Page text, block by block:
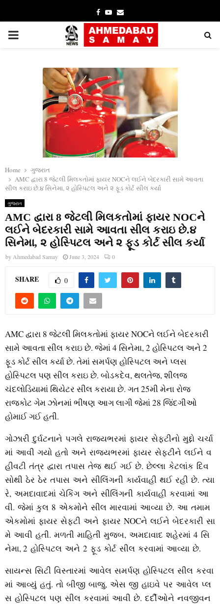
Facebook
YoutubeEmail
PRIMARY
Home
ગુજરાત
AMC દ્વારા 8 જેટલી મિલકતોમાં ફાયર NOCને લઈને બેદરકારી સામે આવતા
સીલ કરાઇ છે.૪ સિનેમા, ૨ હોસ્પિટલ અને ૨ ફૂડ કોર્ટ સીલ કર્યા
ગુજરાત
AMC દ્વારા 8 જેટલી મિલકતોમાં ફાયર NOCને
લઈને બેદરકારી સામે આવતા સીલ કરાઇ છે.૪
સિનેમા, ૨ હોસ્પિટલ અને ૨ ફૂડ કોર્ટ સીલ કર્યા
by Ahmedabad Samay June 3, 2024 0
SHARE 0
AMC દ્વારા 8 જેટલી મિલકતોમાં ફાયર NOCને લઈને બેદરકારી
સામે આવતા સીલ કરાઇ છે. જેમાં 4 સિનેમા, 2 હોસ્પિટલ અને 2
ફૂડ કોર્ટ સીલ કર્યા છે. તેમાં સમર્પણ હોસ્પિટલ અને પ્લસ
હોસ્પિટલ પણ સીલ કરાઇ છે. બોડકદેવ, થલતેજ, શીલજ
ચંદલોડિયામાં થિયેટર સીલ કરાયા છે. ગત 25મી મેના રોજ
રાજકોટ ગેમ ઝોનમાં ભીષણ આગ લાગી જેમાં 28 જિંદગીઓ
હોમાઈ ગઈ હતી.
ગોઝારી દુર્ઘટનાને પગલે રાજ્યભરમાં ફાયર સેફટીનો મુદ્દો ચર્ચા
માં આવી ગયો હતો અને રાજ્યભરમાં ફાયર સેફટીને લઈને વ
હીવટી તંત્ર દ્વારા તપાસ તેજ થઈ ગઈ છે. છેલ્લા કેટલાંક દિવ
સોથી ઠેર ઠેર તપાસ અને સીલિંગની કાર્યવાહી થઈ રહી છે. ત્યા
રે, અમદાવાદમાં ચેકિંગ અને સીલિંગની કાર્યવાહી કરવામાં આ
વી. જેમાં કુલ 8 એકમોને સીલ મારવામાં આવ્યા છે. આ તમામ
એકમોમાં ફાયર સેફટી અને ફાયર NOCને લઈને બેદરકારી સા
મે આવી હતી. મળતી માહિતી મુજબ, અમદાવાદ શહેરમાં 4 સિ
નેમા, 2 હોસ્પિટલ અને 2 ફૂડ કોર્ટ સીલ કરવામાં આવ્યા છે.
સાયન્સ સિટી વિસ્તારમાં આવેલ સમર્પણ હોસ્પિટલ સીલ કરવા
માં આવ્યું હતું. તો બીજી બાજુ, એસ જી હાઇવે પર આવેલ પ્લ
સ હોસ્પિટલ પણ સીલ કરવામાં આવી છે. દર્દીઓને નવજીવન